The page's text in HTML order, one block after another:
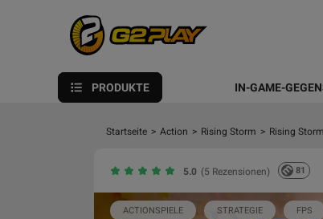
PRODUKTE IN-GAME-
Startseite > Action > Rising Storm > Rising
5.0 (5 Rezensionen) 81
ACTIONSPIELE STRATEGIE FPS